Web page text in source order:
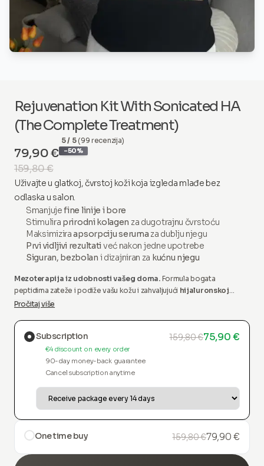
Rejuvenation Kit With Sonicated HA
(The Complete Treatment)
5 / 5(99 recenzija)
159,80 €
79,90 € -50%
Uživajte u glatkoj, čvrstoj koži koja izgleda mlađe bez
odlaska u salon.
Smanjujefine linije i bore
Stimulira prirodni kolagen za dugotrajnu čvrstoću
Maksimiziraapsorpciju seruma za dublju njegu
Prvi vidljivi rezultativeć nakon jedne upotrebe
Siguran, bezbolan i dizajniran za kućnu njegu
Mezoterapija iz udobnosti vašeg doma.Formula bogata
peptidima zateže i podiže vašu kožu i zahvaljujući hijaluronskoj
kiselini ostavlja kožu glatkom, hidriranom i bez mrlja.
Pročitaj više
Subscription
€4 discount on every order
90-day money-back guarantee
Cancel subscription anytime
159,80 €75,90 €
One time buy 159,80 €79,90 €